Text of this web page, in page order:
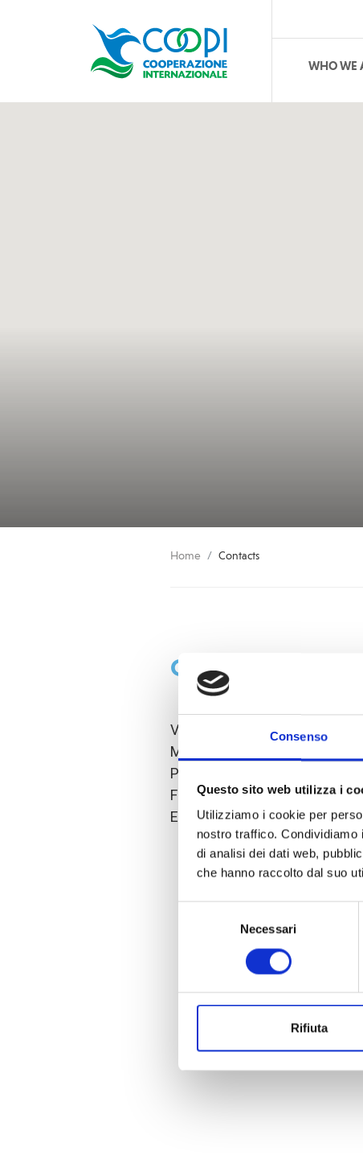
Consenso
Questo sito web utilizza i
Utilizziamo i cookie per
nostro traffico.
di analisi dei dati web,
che hanno raccolto dal suo
Necessari
Rifiuta
WHO WE
Home Contacts
OFFICES
Via De Lemene 50, 20151 —
Milan
Ph. +39.02 3085057
Fax. +39.02 33403570
Email.coopi@coopi.org